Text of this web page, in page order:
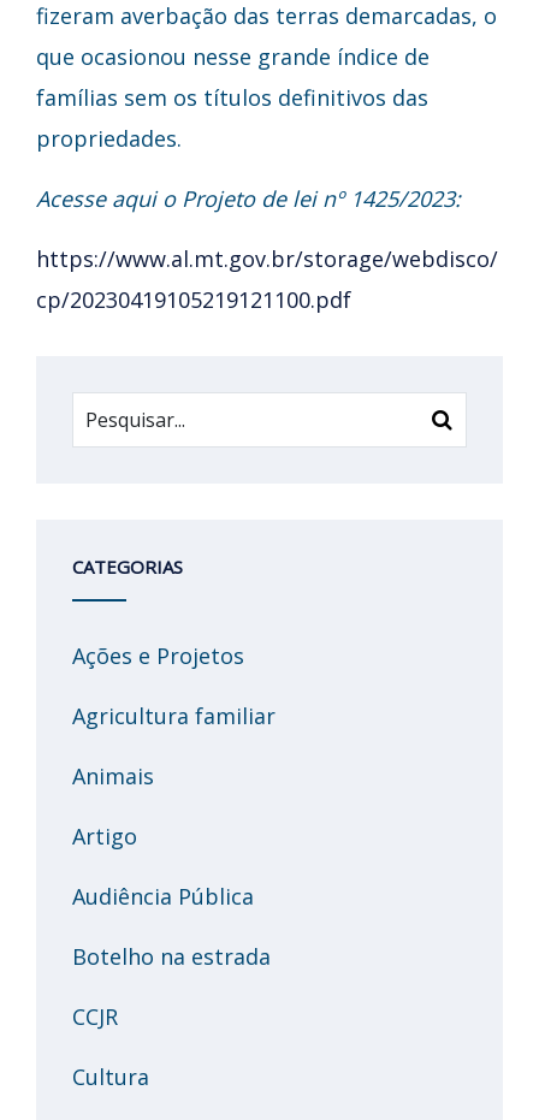
fizeram averbação das terras demarcadas, o
que ocasionou nesse grande índice de
famílias sem os títulos definitivos das
propriedades.
Acesse aqui o Projeto de lei nº 1425/2023:
https://www.al.mt.gov.br/storage/webdisco/
cp/20230419105219121100.pdf
CATEGORIAS
Ações e Projetos
Agricultura familiar
Animais
Artigo
Audiência Pública
Botelho na estrada
CCJR
Cultura